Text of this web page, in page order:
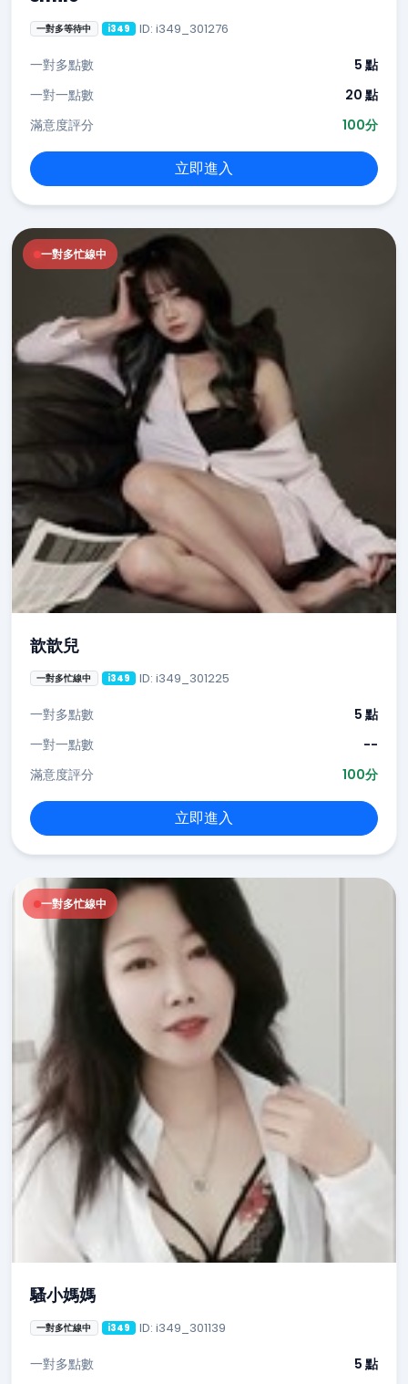
一對多等待中 i349 ID: i349_301276
一對多點數
5 點
一對一點數
20 點
滿意度評分
100分
立即進入
一對多忙線中
歆歆兒
一對多忙線中 i349 ID: i349_301225
一對多點數
5 點
一對一點數
--
滿意度評分
100分
立即進入
一對多忙線中
騷小媽媽
一對多忙線中 i349 ID: i349_301139
一對多點數 5 點